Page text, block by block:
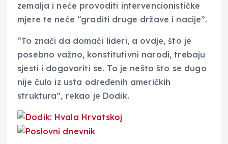
zemalja i neće provoditi intervencionističke
mjere te neće “graditi druge države i nacije”.
“To znači da domaći lideri, a ovdje, što je
posebno važno, konstitutivni narodi, trebaju
sjesti i dogovoriti se. To je nešto što se dugo
nije čulo iz usta određenih američkih
struktura”, rekao je Dodik.